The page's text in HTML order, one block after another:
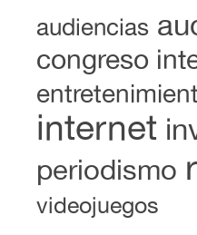
audiencias
congreso
internet
periodismo
videojuegos